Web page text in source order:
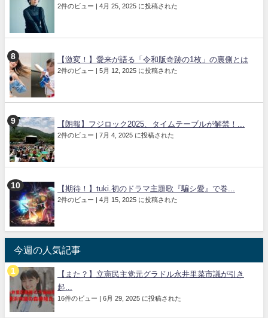
2件のビュー | 4月 25, 2025 に投稿された
【激変！】愛来が語る「令和版奇跡の1枚」の裏側とは
2件のビュー | 5月 12, 2025 に投稿された
【朗報】フジロック2025、タイムテーブルが解禁！...
2件のビュー | 7月 4, 2025 に投稿された
【期待！】tuki.初のドラマ主題歌『騙シ愛』で巻...
2件のビュー | 4月 15, 2025 に投稿された
今週の人気記事
【また？】立憲民主党元グラドル永井里菜市議が引き
起...
16件のビュー | 6月 29, 2025 に投稿された